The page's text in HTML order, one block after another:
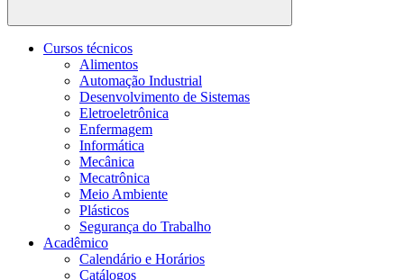
Buscar
Cursos técnicos
Alimentos
Automação Industrial
Desenvolvimento de Sistemas
Eletroeletrônica
Enfermagem
Informática
Mecânica
Mecatrônica
Meio Ambiente
Plásticos
Segurança do Trabalho
Acadêmico
Calendário e Horários
Catálogos